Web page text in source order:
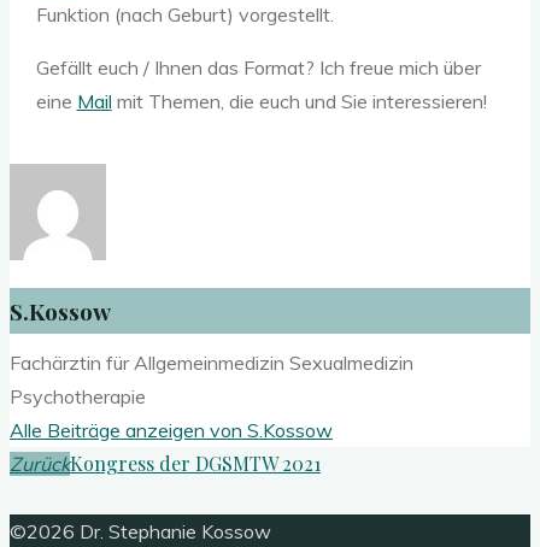
Funktion (nach Geburt) vorgestellt.
Gefällt euch / Ihnen das Format? Ich freue mich über
eine Mail mit Themen, die euch und Sie interessieren!
S.Kossow
Fachärztin für Allgemeinmedizin Sexualmedizin
Psychotherapie
Alle Beiträge anzeigen von S.Kossow
ZurückKongress der DGSMTW 2021
Nach
©2026 Dr. Stephanie Kossow